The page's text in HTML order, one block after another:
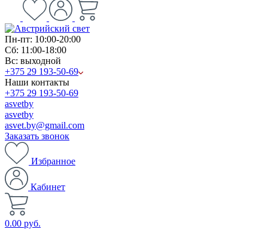
Пн-пт: 10:00-20:00
Сб: 11:00-18:00
Вс: выходной
+375 29 193-50-69
Наши контакты
+375 29 193-50-69
asvetby
asvetby
asvet.by@gmail.com
Заказать звонок
Избранное
Кабинет
0.00 руб.